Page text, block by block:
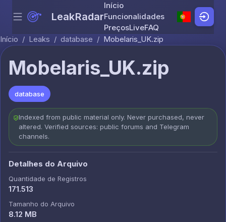
Skip to content
Menu LeakRadar
Início
Funcionalidades
PreçosLiveFAQ
Início / Leaks / database / Mobelaris_UK.zip
Mobelaris_UK.zip
database
Indexed from public material only. Never purchased, never
altered. Verified sources: public forums and Telegram
channels.
Detalhes do Arquivo
Quantidade de Registros
171.513
Tamanho do Arquivo
8.12 MB